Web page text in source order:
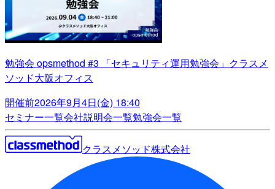
勉強会 opsmethod #3 「セキュリティ運用勉強会」クラスメ
ソッド大阪オフィス
開催前2026年9月4日(金) 18:40
セミナー一覧会社説明会一覧勉強会一覧
クラスメソッド株式会社